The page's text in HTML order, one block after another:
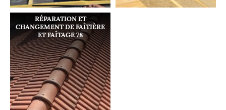
RÉPARATION ET
CHANGEMENT DE FAÎTIÈRE
ET FAÎTAGE 78